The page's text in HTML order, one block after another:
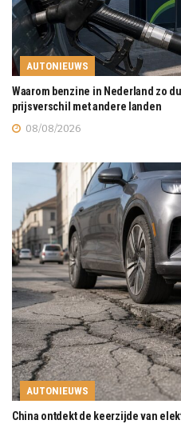
AUTONIEUWS
Waarom benzine in Nederland zo
prijsverschil met andere landen
08/08/2026
AUTONIEUWS
China ontdekt de keerzijde van